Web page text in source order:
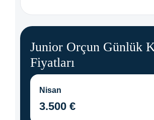
Junior Orçun Günlük
Fiyatları
Nisan
3.500 €